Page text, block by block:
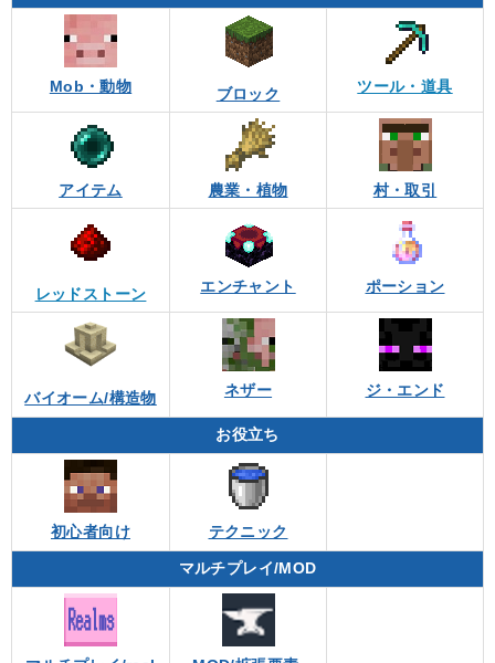
Mob・動物 ブロック ツール・道具
アイテム 農業・植物 村・取引
レッドストーン エンチャント ポーション
バイオーム/構造物 ネザー ジ・エンド
お役立ち
初心者向け テクニック
マルチプレイ/MOD